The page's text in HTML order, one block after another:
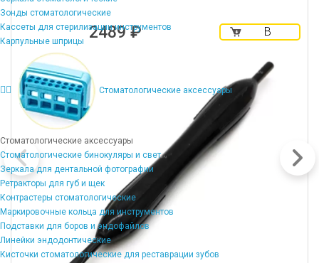
Зонды стоматологические
Кассеты для стерилизации инструментов
Карпульные шприцы
Стоматологические аксессуары
Стоматологические аксессуары
Стоматологические бинокуляры и свет
Зеркала для дентальной фотографии
Ретракторы для губ и щек
Контрастеры стоматологические
Маркировочные кольца для инструментов
Подставки для боров и эндофайлов
Линейки эндодонтические
Кисточки стоматологические для реставрации зубов
2489 ₽
В